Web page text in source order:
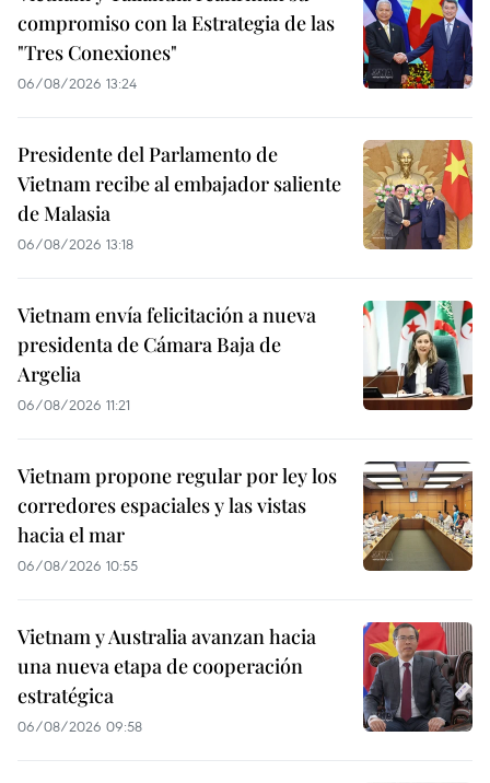
compromiso con la Estrategia de las
"Tres Conexiones"
06/08/2026 13:24
Presidente del Parlamento de
Vietnam recibe al embajador saliente
de Malasia
06/08/2026 13:18
Vietnam envía felicitación a nueva
presidenta de Cámara Baja de
Argelia
06/08/2026 11:21
Vietnam propone regular por ley los
corredores espaciales y las vistas
hacia el mar
06/08/2026 10:55
Vietnam y Australia avanzan hacia
una nueva etapa de cooperación
estratégica
06/08/2026 09:58